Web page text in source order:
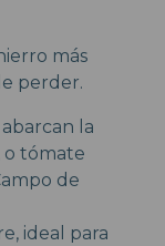
más
perder.
la
o tómate
de
ideal para